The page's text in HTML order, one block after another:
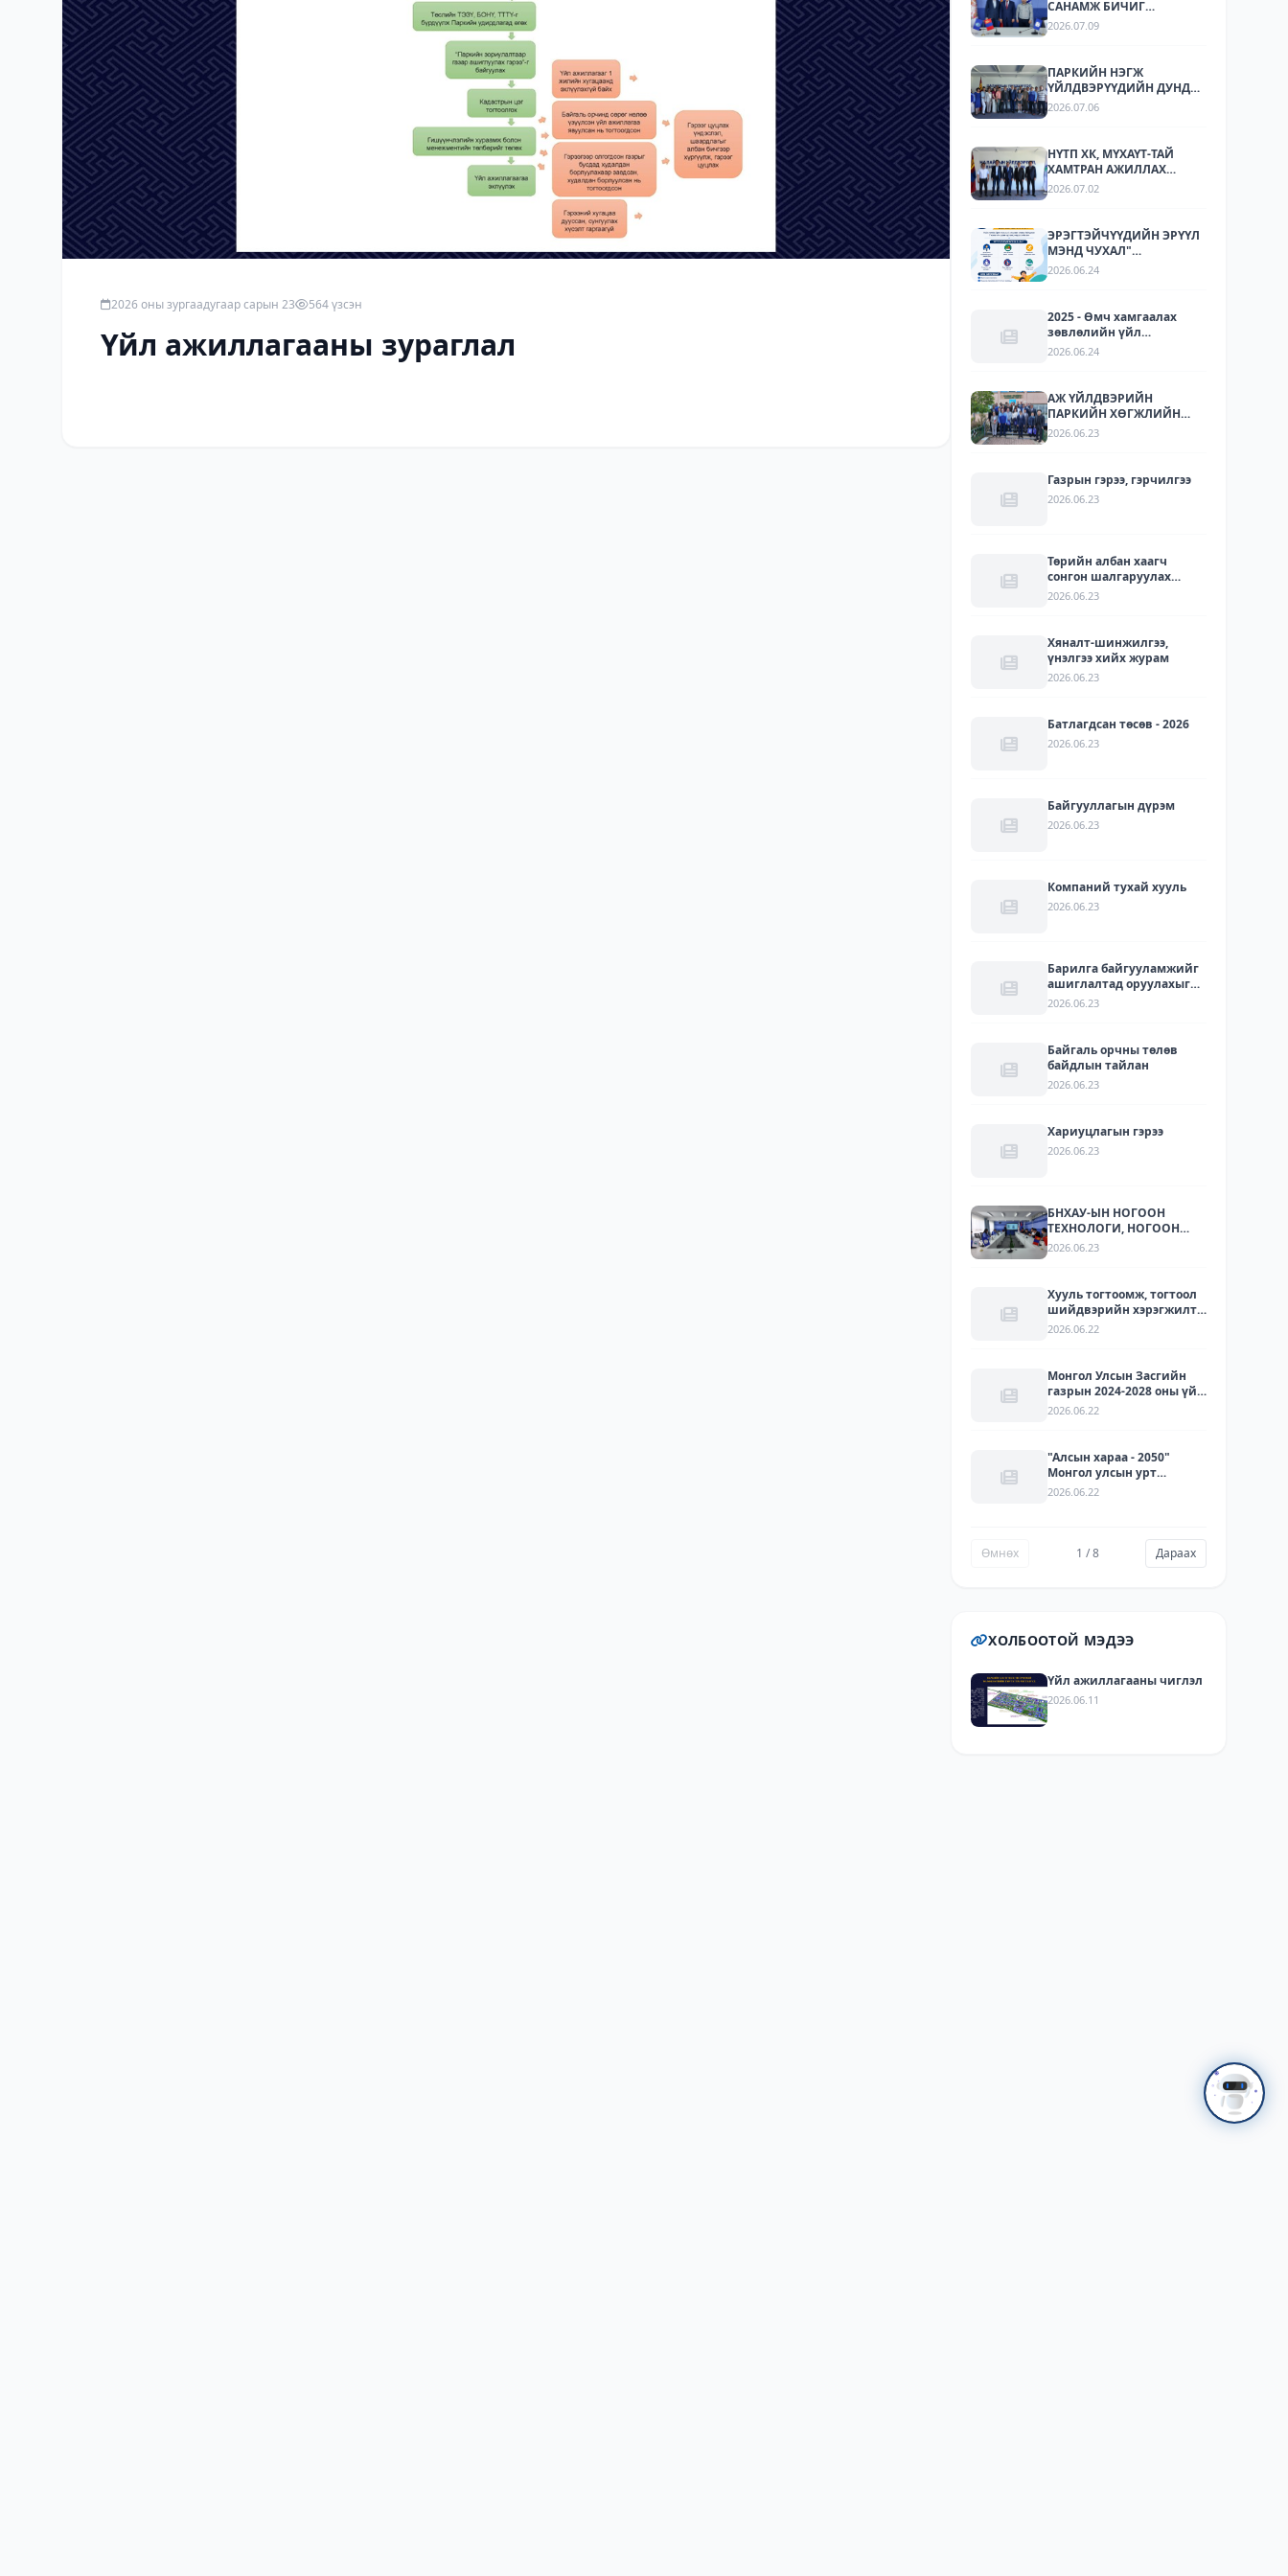
2026 оны зургаадугаар сарын 23 564 үзсэн
Үйл ажиллагааны зураглал
САНАМЖ БИЧИГ
БАЙГУУЛЛАА
2026.07.09
ПАРКИЙН НЭГЖ
ҮЙЛДВЭРҮҮДИЙН ДУНД
СТАНДАРТЧИЛАЛ,
СУРГАЛТ, МЭДЭЭЛЛИЙН
АРГА ХЭМЖЭЭ ЗОХИОН
2026.07.06
НҮТП ХК, МҮХАҮТ-ТАЙ
ХАМТРАН АЖИЛЛАХ
БОЛОМЖУУДЫГ
2026.07.02
ЭРЭГТЭЙЧҮҮДИЙН ЭРҮҮЛ
МЭНД ЧУХАЛ"
НӨЛӨӨЛЛИЙН АЯН
2026.06.24
2025 - Өмч хамгаалах
зөвлөлийн үйл
ажиллагаа
2026.06.24
АЖ ҮЙЛДВЭРИЙН
ПАРКИЙН ХӨГЖЛИЙН
ТУРШЛАГА СОЛИЛЦОХ
2026.06.23
Газрын гэрээ, гэрчилгээ
2026.06.23
Төрийн албан хаагч
сонгон шалгаруулах
журам
2026.06.23
Хяналт-шинжилгээ,
үнэлгээ хийх журам
2026.06.23
Батлагдсан төсөв - 2026
2026.06.23
Байгууллагын дүрэм
2026.06.23
Компаний тухай хууль
2026.06.23
Барилга байгууламжийг
ашиглалтад оруулахыг
зөвшөөрсөн акт
2026.06.23
Байгаль орчны төлөв
байдлын тайлан
2026.06.23
Хариуцлагын гэрээ
2026.06.23
БНХАУ-ЫН НОГООН
ТЕХНОЛОГИ, НОГООН
ХӨРӨНГӨ ОРУУЛАЛТЫН
ЛАРИТЕК ХХК-ЫН
ТӨЛӨӨЛЛҮҮДИЙГ ХҮЛЭЭН
АВЧ УУЛЗЛАА.
2026.06.23
Хууль тогтоомж, тогтоол
шийдвэрийн хэрэгжилт -
2025
2026.06.22
Монгол Улсын Засгийн
газрын 2024-2028 оны үйл
ажиллагааны
төлөвлөгөөний
хэрэгжилт - 2025
2026.06.22
"Алсын хараа - 2050"
Монгол улсын урт
хугацааны хөгжлийн
ажиллагааны хэрэгжилт,
хүрсэн үр дүн - 2025
2026.06.22
Өмнөх 1 / 8 Дараах
ХОЛБООТОЙ МЭДЭЭ
Үйл ажиллагааны чиглэл
2026.06.11